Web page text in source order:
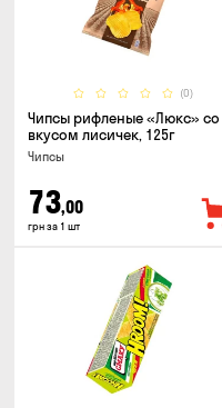
(0)
Чипсы рифленые «Люкс» со
вкусом лисичек, 125г
Чипсы
73,00
грн за 1 шт